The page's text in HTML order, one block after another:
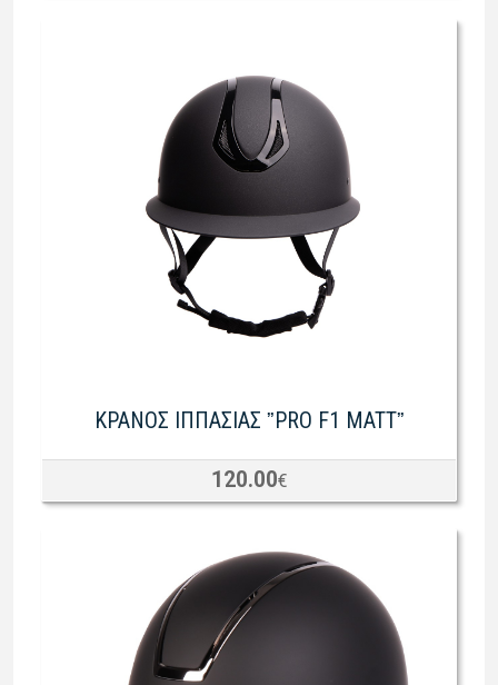
ΚΡΑΝΟΣ ΙΠΠΑΣΙΑΣ ˮPRO F1 MATTˮ
120.00€